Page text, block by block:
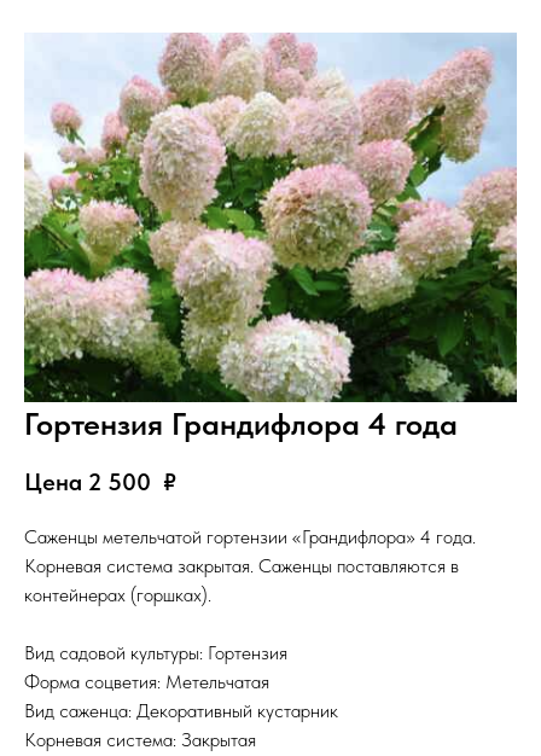
Гортензия Грандифлора 4 года
Цена 2 500 ₽
Саженцы метельчатой гортензии «Грандифлора» 4 года.
Корневая система закрытая. Саженцы поставляются в
контейнерах (горшках).
Вид садовой культуры: Гортензия
Форма соцветия: Метельчатая
Вид саженца: Декоративный кустарник
Корневая система: Закрытая